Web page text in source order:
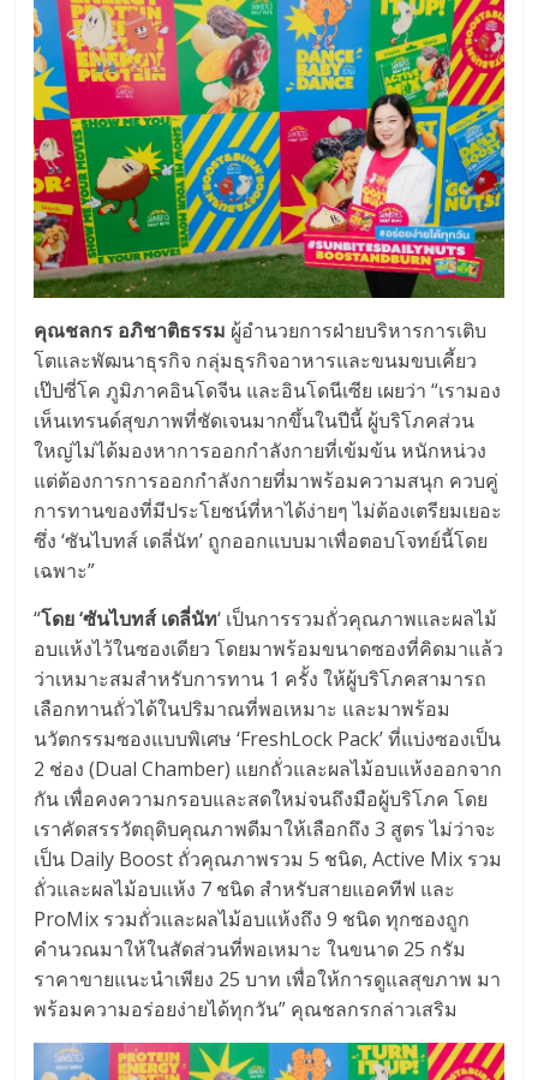
คุณชลกร อภิชาติธรรม ผู้อำนวยการฝ่ายบริหารการเติบ
โตและพัฒนาธุรกิจ กลุ่มธุรกิจอาหารและขนมขบเคี้ยว
เป๊ปซี่โค ภูมิภาคอินโดจีน และอินโดนีเซีย เผยว่า “เรามอง
เห็นเทรนด์สุขภาพที่ชัดเจนมากขึ้นในปีนี้ ผู้บริโภคส่วน
ใหญ่ไม่ได้มองหาการออกกำลังกายที่เข้มข้น หนักหน่วง
แต่ต้องการการออกกำลังกายที่มาพร้อมความสนุก ควบคู่
การทานของที่มีประโยชน์ที่หาได้ง่ายๆ ไม่ต้องเตรียมเยอะ
ซึ่ง ‘ซันไบทส์ เดลี่นัท’ ถูกออกแบบมาเพื่อตอบโจทย์นี้โดย
เฉพาะ”
“โดย ‘ซันไบทส์ เดลี่นัท‘ เป็นการรวมถั่วคุณภาพและผลไม้
อบแห้งไว้ในซองเดียว โดยมาพร้อมขนาดซองที่คิดมาแล้ว
ว่าเหมาะสมสำหรับการทาน 1 ครั้ง ให้ผู้บริโภคสามารถ
เลือกทานถั่วได้ในปริมาณที่พอเหมาะ และมาพร้อม
นวัตกรรมซองแบบพิเศษ ‘FreshLock Pack’ ที่แบ่งซองเป็น
2 ช่อง (Dual Chamber) แยกถั่วและผลไม้อบแห้งออกจาก
กัน เพื่อคงความกรอบและสดใหม่จนถึงมือผู้บริโภค โดย
เราคัดสรรวัตถุดิบคุณภาพดีมาให้เลือกถึง 3 สูตร ไม่ว่าจะ
เป็น Daily Boost ถั่วคุณภาพรวม 5 ชนิด, Active Mix รวม
ถั่วและผลไม้อบแห้ง 7 ชนิด สำหรับสายแอคทีฟ และ
ProMix รวมถั่วและผลไม้อบแห้งถึง 9 ชนิด ทุกซองถูก
คำนวณมาให้ในสัดส่วนที่พอเหมาะ ในขนาด 25 กรัม
ราคาขายแนะนำเพียง 25 บาท เพื่อให้การดูแลสุขภาพ มา
พร้อมความอร่อยง่ายได้ทุกวัน” คุณชลกรกล่าวเสริม